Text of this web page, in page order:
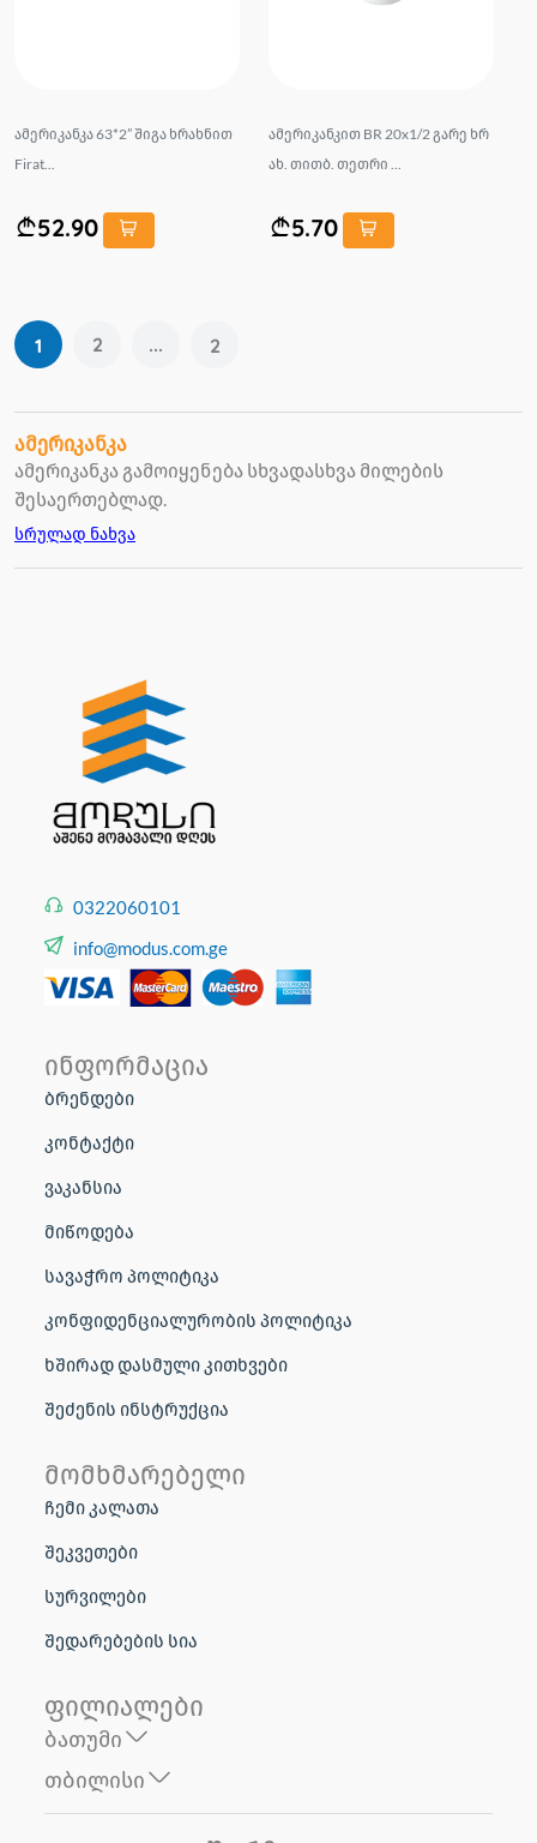
ამერიკანკა 63*2” შიგა ხრახნით
Firat...
52.90
ამერიკანკით BR 20x1/2 გარე ხრ
ახ. თითბ. თეთრი ...
5.70
1 2 ... 2
ამერიკანკა
ამერიკანკა გამოიყენება სხვადასხვა მილების
შესაერთებლად.
სრულად ნახვა
0322060101
info@modus.com.ge
ინფორმაცია
ბრენდები
კონტაქტი
ვაკანსია
მიწოდება
სავაჭრო პოლიტიკა
კონფიდენციალურობის პოლიტიკა
ხშირად დასმული კითხვები
შეძენის ინსტრუქცია
მომხმარებელი
ჩემი კალათა
შეკვეთები
სურვილები
შედარებების სია
ფილიალები
ბათუმი
თბილისი